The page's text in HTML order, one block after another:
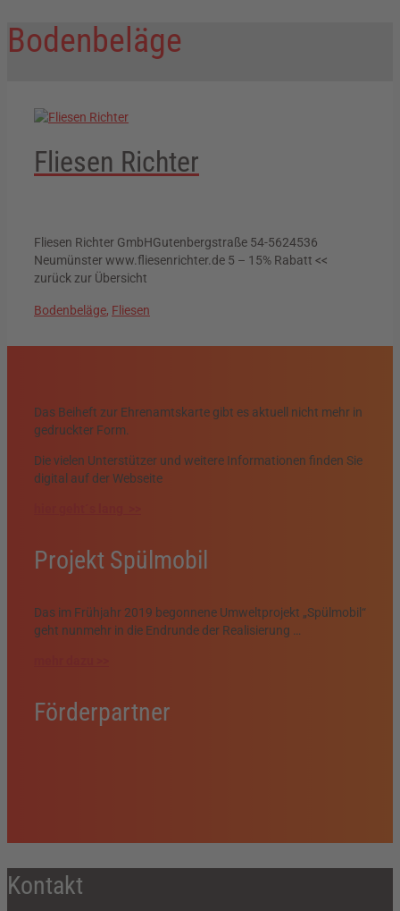
Bodenbeläge
Fliesen Richter
Fliesen Richter GmbHGutenbergstraße 54-5624536
Neumünster www.fliesenrichter.de 5 – 15% Rabatt <<
zurück zur Übersicht
Bodenbeläge, Fliesen
Das Beiheft zur Ehrenamtskarte gibt es aktuell nicht mehr in
gedruckter Form.
Die vielen Unterstützer und weitere Informationen finden Sie
digital auf der Webseite
Projekt Spülmobil
Das im Frühjahr 2019 begonnene Umweltprojekt „Spülmobil“
geht nunmehr in die Endrunde der Realisierung …
Förderpartner
Kontakt